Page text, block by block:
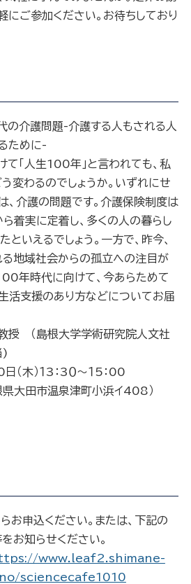
にご参加ください。お待ちしており
の介護問題-介護する人もされる人
ために-
て「人生100年」と言われても、私
変わるのでしょうか。いずれにせ
、介護の問題です。介護保険制度は
着実に定着し、多くの人の暮らし
いえるでしょう。一方で、昨今、
地域社会からの孤立への注目が
年時代に向けて、今あらためて
活支援のあり方などについてお届
（島根大学学術研究院人文社
)
（木）１3：3０～１5：00
県大田市温泉津町小浜イ408）
お申込ください。または、下記の
お知らせください。
www.leaf2.shimane-
sciencecafe1010